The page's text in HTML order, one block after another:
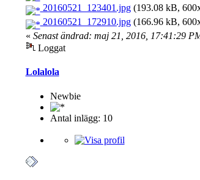
20160521_123401.jpg(193.08 kB,
20160521_172910.jpg(166.96 kB,
« Senast ändrad: maj 21, 2016, 17:41:29
Loggat
Lolalola
Newbie
Antal inlägg: 10